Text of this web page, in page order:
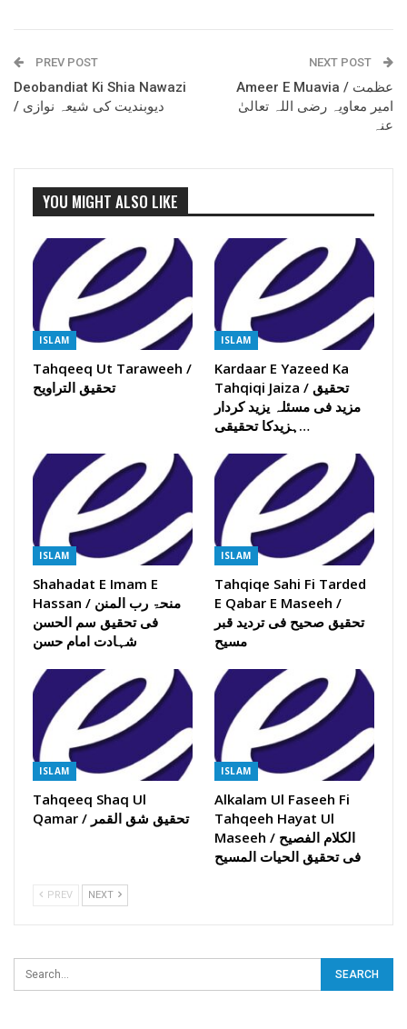
PREV POST
Deobandiat Ki Shia Nawazi
/ دیوبندیت کی شیعہ نوازی
NEXT POST
Ameer E Muavia / عظمت
امیر معاویہ رضی اللہ تعالیٰ
عنہ
YOU MIGHT ALSO LIKE
ISLAM
Tahqeeq Ut Taraweeh /
تحقیق التراویح
ISLAM
Kardaar E Yazeed Ka
Tahqiqi Jaiza / تحقیق
مزید فی مسئلہ یزید کردار
ہزیدکا تحقیقی…
ISLAM
Shahadat E Imam E
Hassan / منحۃ رب المنن
فی تحقیق سم الحسن
شہادت امام حسن
ISLAM
Tahqiqe Sahi Fi Tarded
E Qabar E Maseeh /
تحقیق صحیح فی تردید قبر
مسیح
ISLAM
Tahqeeq Shaq Ul
Qamar / تحقیق شق القمر
ISLAM
Alkalam Ul Faseeh Fi
Tahqeeh Hayat Ul
Maseeh / الکلام الفصیح
فی تحقیق الحیات المسیح
PREV NEXT